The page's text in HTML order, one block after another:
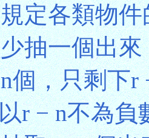
定各類物
抽一個出
個，只剩下
r − n不為